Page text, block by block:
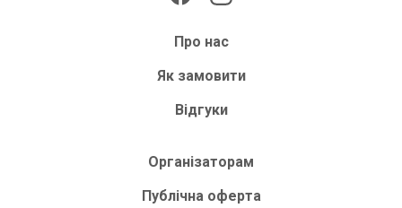
Про нас
Як замовити
Відгуки
Організаторам
Публічна оферта